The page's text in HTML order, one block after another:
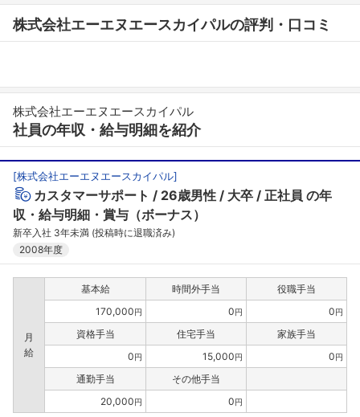
株式会社エーエヌエースカイパルの評判・口コミ
株式会社エーエヌエースカイパル
社員の年収・給与明細を紹介
[株式会社エーエヌエースカイパル]
カスタマーサポート 26歳男性 大卒 正社員 の年
収・給与明細・賞与（ボーナス）
新卒入社 3年未満 (投稿時に退職済み)
2008年度
月
給
基本給 時間外手当
役職手当
170,000円 0円 0円
資格手当 住宅手当
家族手当
0円 15,000円 0円
通勤手当
その他手当
20,000円 0円